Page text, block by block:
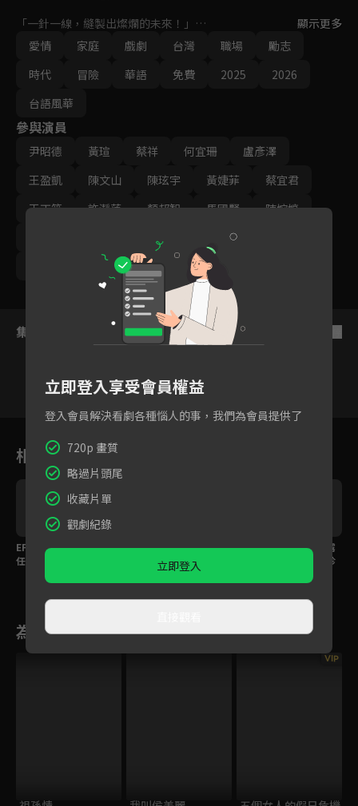
「一針一線，縫製出燦爛的未來！」
女人在性別不平等時代裡，如何在男性主導的西裝產業中，克服艱
難成為女西裝師，並一針一線，縫製出燦爛的未來？
一段勇氣、親情與愛情交織的勵志成長故事！
顯示更多
愛情
家庭 戲劇 台灣 職場
勵志
時代
冒險 華語 免費 2025
2026
台語風華
參與演員
尹昭德 黃瑄 蔡祥 何宜珊
盧彥澤
王盈凱
陳文山 陳玹宇 黃婕菲
蔡宜君
王丁筑
許瀞蔆 顏邦智 馬國賢
陳婉婷
璟宣
集數列表
相關花絮
EP306預告｜大川不信
任寶島急簽約，海珍德
EP305預告｜寶島背後
暗算錦繡？芳男主動出
擊宣示主權
EP304預告｜大川、露
露感情持續升溫？海珍
為您推薦
VIP
立即登入享受會員權益
登入會員解決看劇各種惱人的事，我們為會員提供了
720p 畫質
略過片頭尾
收藏片單
觀劇紀錄
立即登入